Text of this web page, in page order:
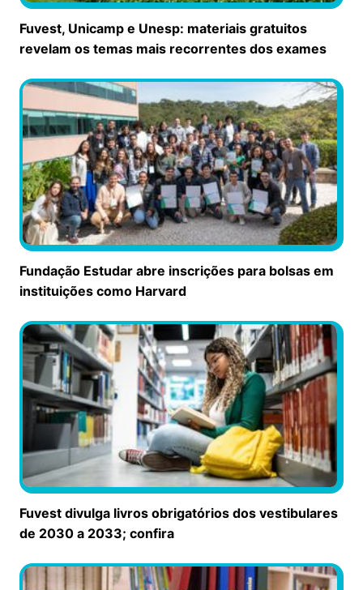
Fuvest, Unicamp e Unesp: materiais gratuitos
revelam os temas mais recorrentes dos exames
Fundação Estudar abre inscrições para bolsas em
instituições como Harvard
Fuvest divulga livros obrigatórios dos vestibulares
de 2030 a 2033; confira